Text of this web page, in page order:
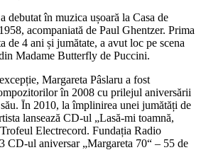
debutat în muzica ușoară la Casa de
acompaniată de Paul Ghentzer. Prima
de 4 ani și jumătate, a avut loc pe scena
Madame Butterfly de Puccini.
Margareta Pâslaru a fost
în 2008 cu prilejul aniversării
Īn 2010, la împlinirea unei jumătăți de
lansează CD-ul „Lasă-mi toamnă,
Electrecord. Fundația Radio
CD-ul aniversar „Margareta 70“ – 55 de